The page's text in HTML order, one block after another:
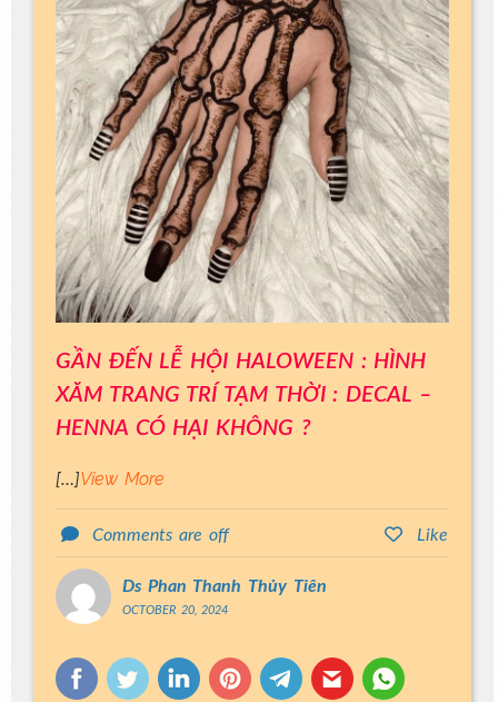
GẦN ĐẾN LỄ HỘI HALOWEEN : HÌNH
XĂM TRANG TRÍ TẠM THỜI : DECAL –
HENNA CÓ HẠI KHÔNG ?
[…]View More
Comments are off Like
Ds Phan Thanh Thủy Tiên
OCTOBER 20, 2024